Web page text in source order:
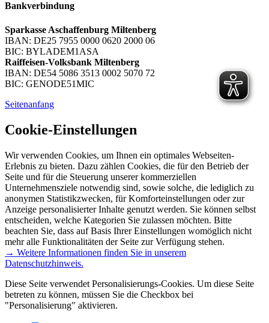
Bankverbindung
Sparkasse Aschaffenburg Miltenberg
IBAN: DE25 7955 0000 0620 2000 06
BIC: BYLADEM1ASA
Raiffeisen-Volksbank Miltenberg
IBAN: DE54 5086 3513 0002 5070 72
BIC: GENODE51MIC
Seitenanfang
Cookie-Einstellungen
Wir verwenden Cookies, um Ihnen ein optimales Webseiten-
Erlebnis zu bieten. Dazu zählen Cookies, die für den Betrieb der
Seite und für die Steuerung unserer kommerziellen
Unternehmensziele notwendig sind, sowie solche, die lediglich zu
anonymen Statistikzwecken, für Komforteinstellungen oder zur
Anzeige personalisierter Inhalte genutzt werden. Sie können selbst
entscheiden, welche Kategorien Sie zulassen möchten. Bitte
beachten Sie, dass auf Basis Ihrer Einstellungen womöglich nicht
mehr alle Funktionalitäten der Seite zur Verfügung stehen.
→ Weitere Informationen finden Sie in unserem
Datenschutzhinweis.
Diese Seite verwendet Personalisierungs-Cookies. Um diese Seite
betreten zu können, müssen Sie die Checkbox bei
"Personalisierung" aktivieren.